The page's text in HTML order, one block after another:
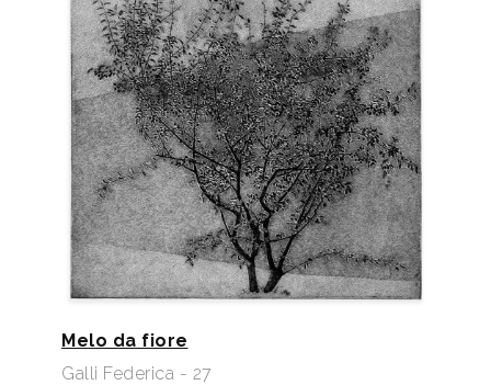
Melo da fiore
Galli Federica - 27